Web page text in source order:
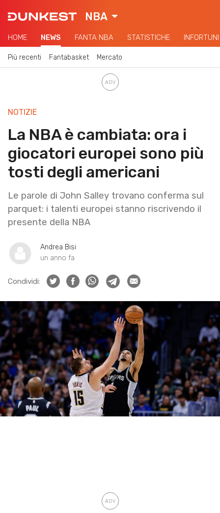
NBA
HOME NEWS FANTA NBA STATISTICHE INFORTUNI
Più recenti Fantabasket Mercato
NOTIZIE
La NBA è cambiata: ora i
giocatori europei sono più
tosti degli americani
Le parole di John Salley trovano conferma sul
parquet: i talenti europei stanno riscrivendo il
presente della NBA
Andrea Bisi
un anno fa
Condividi: